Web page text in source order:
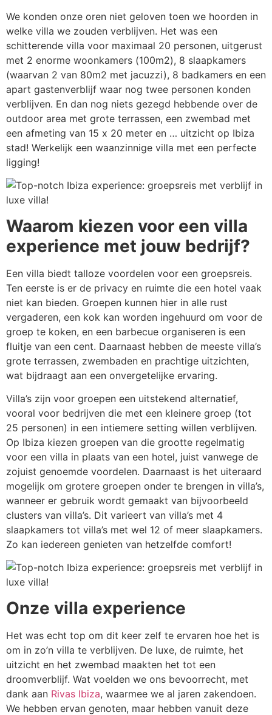
We konden onze oren niet geloven toen we hoorden in
welke villa we zouden verblijven. Het was een
schitterende villa voor maximaal 20 personen, uitgerust
met 2 enorme woonkamers (100m2), 8 slaapkamers
(waarvan 2 van 80m2 met jacuzzi), 8 badkamers en een
apart gastenverblijf waar nog twee personen konden
verblijven. En dan nog niets gezegd hebbende over de
outdoor area met grote terrassen, een zwembad met
een afmeting van 15 x 20 meter en … uitzicht op Ibiza
stad! Werkelijk een waanzinnige villa met een perfecte
ligging!
Waarom kiezen voor een villa
experience met jouw bedrijf?
Een villa biedt talloze voordelen voor een groepsreis.
Ten eerste is er de privacy en ruimte die een hotel vaak
niet kan bieden. Groepen kunnen hier in alle rust
vergaderen, een kok kan worden ingehuurd om voor de
groep te koken, en een barbecue organiseren is een
fluitje van een cent. Daarnaast hebben de meeste villa’s
grote terrassen, zwembaden en prachtige uitzichten,
wat bijdraagt aan een onvergetelijke ervaring.
Villa’s zijn voor groepen een uitstekend alternatief,
vooral voor bedrijven die met een kleinere groep (tot
25 personen) in een intiemere setting willen verblijven.
Op Ibiza kiezen groepen van die grootte regelmatig
voor een villa in plaats van een hotel, juist vanwege de
zojuist genoemde voordelen. Daarnaast is het uiteraard
mogelijk om grotere groepen onder te brengen in villa’s,
wanneer er gebruik wordt gemaakt van bijvoorbeeld
clusters van villa’s. Dit varieert van villa’s met 4
slaapkamers tot villa’s met wel 12 of meer slaapkamers.
Zo kan iedereen genieten van hetzelfde comfort!
Onze villa experience
Het was echt top om dit keer zelf te ervaren hoe het is
om in zo’n villa te verblijven. De luxe, de ruimte, het
uitzicht en het zwembad maakten het tot een
droomverblijf. Wat voelden we ons bevoorrecht, met
dank aan Rivas Ibiza, waarmee we al jaren zakendoen.
We hebben ervan genoten, maar hebben vanuit deze